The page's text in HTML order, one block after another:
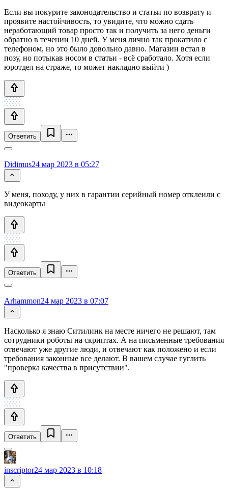
Если вы покурите законодательство и статьи по возврату и
проявите настойчивость, то увидите, что можно сдать
неработающий товар просто так и получить за него деньги
обратно в течении 10 дней. У меня лично так прокатило с
телефоном, но это было довольно давно. Магазин встал в
позу, но потыкав носом в статьи - всё сработало. Хотя если
юротдел на страже, то может накладно выйти )
Ответить
Didimus24 мар 2023 в 05:27
У меня, походу, у них в гарантии серийный номер отклеили с
видеокарты
Ответить
Arhammon24 мар 2023 в 07:07
Насколько я знаю Ситилинк на месте ничего не решают, там
сотрудники роботы на скриптах. А на письменные требования
отвечают уже другие люди, и отвечают как положено и если
требования законные все делают. В вашем случае гуглить
"проверка качества в присутствии".
Ответить
inscriptor24 мар 2023 в 10:18